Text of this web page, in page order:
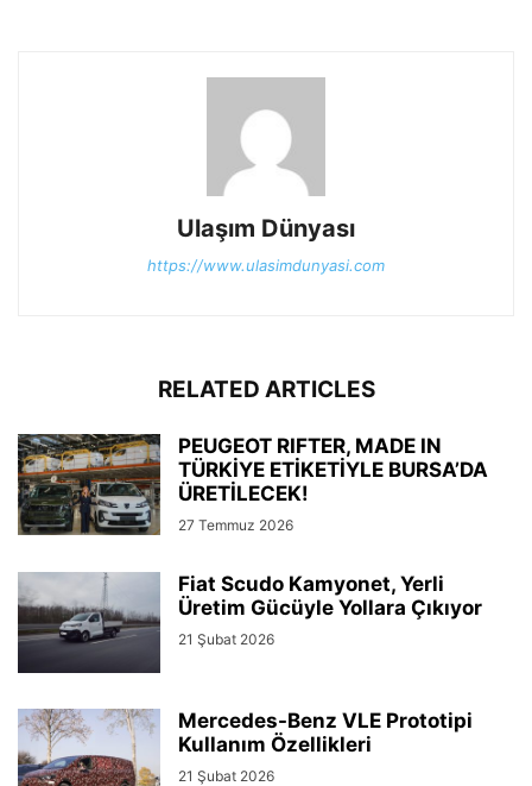
Ulaşım Dünyası
https://www.ulasimdunyasi.com
RELATED ARTICLES
PEUGEOT RIFTER, MADE IN
TÜRKİYE ETİKETİYLE BURSA’DA
ÜRETİLECEK!
27 Temmuz 2026
Fiat Scudo Kamyonet, Yerli
Üretim Gücüyle Yollara Çıkıyor
21 Şubat 2026
Mercedes-Benz VLE Prototipi
Kullanım Özellikleri
21 Şubat 2026